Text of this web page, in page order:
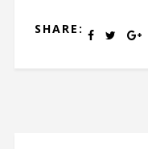
SHARE: